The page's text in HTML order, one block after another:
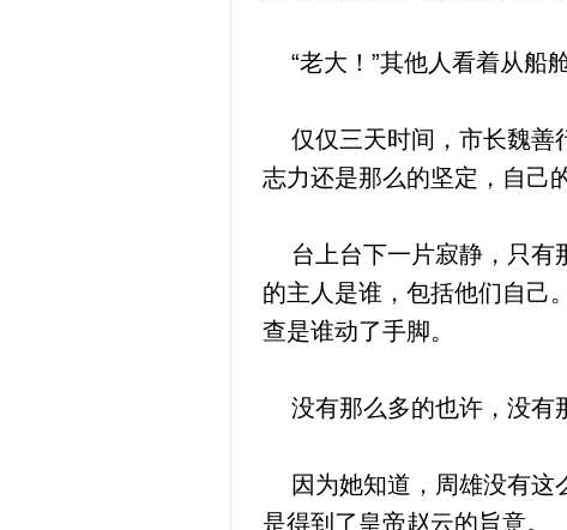
“老大！”其他人看着从船
仅仅三天时间，市长魏善
志力还是那么的坚定，自己
台上台下一片寂静，只有
的主人是谁，包括他们自己
查是谁动了手脚。
没有那么多的也许，没有
因为她知道，周雄没有这
是得到了皇帝赵云的旨意。